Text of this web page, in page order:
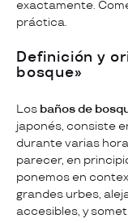
exactamente.
práctica.
Definición y
bosque»
Los baños de
japonés, consiste
durante varias
parecer, en
ponemos en
grandes urbes,
accesibles, y